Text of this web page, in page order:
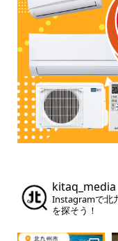
kitaq_media
Instagramで北
を探そう！